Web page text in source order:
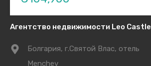
Агентство недвижимости Leo Castle
Болгария, г.Святой Влас, отель
Menchev